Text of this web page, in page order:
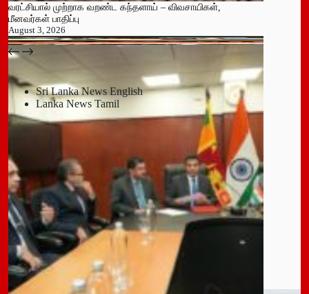
வரட்சியால் முற்றாக வறண்ட கந்தளாய் – விவசாயிகள்,
மீனவர்கள் பாதிப்பு
August 3, 2026
பதுளை மாநகர சபையின் NPP உறுப்பினர் திடீர் ராஜினாமா!
July 14, 2026
Sri Lanka News English
Lanka News Tamil
Leave a Reply
You must be
logged into post a comment.